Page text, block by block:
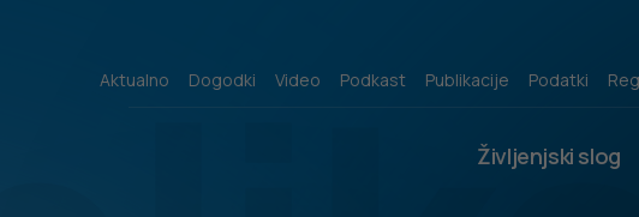
Aktualno Dogodki Video Podkast Publikacije Podatki
Življenjski slog